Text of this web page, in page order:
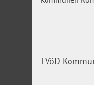
TVöD